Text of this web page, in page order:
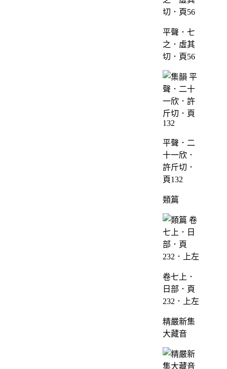
平聲．七
之．虛其
切．頁56
平聲．二
十一欣．
許斤切．
頁132
類篇
卷七上．
日部．頁
232．上左
精嚴新集
大藏音